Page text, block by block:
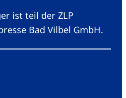
ist teil der ZLP
Bad Vilbel GmbH.